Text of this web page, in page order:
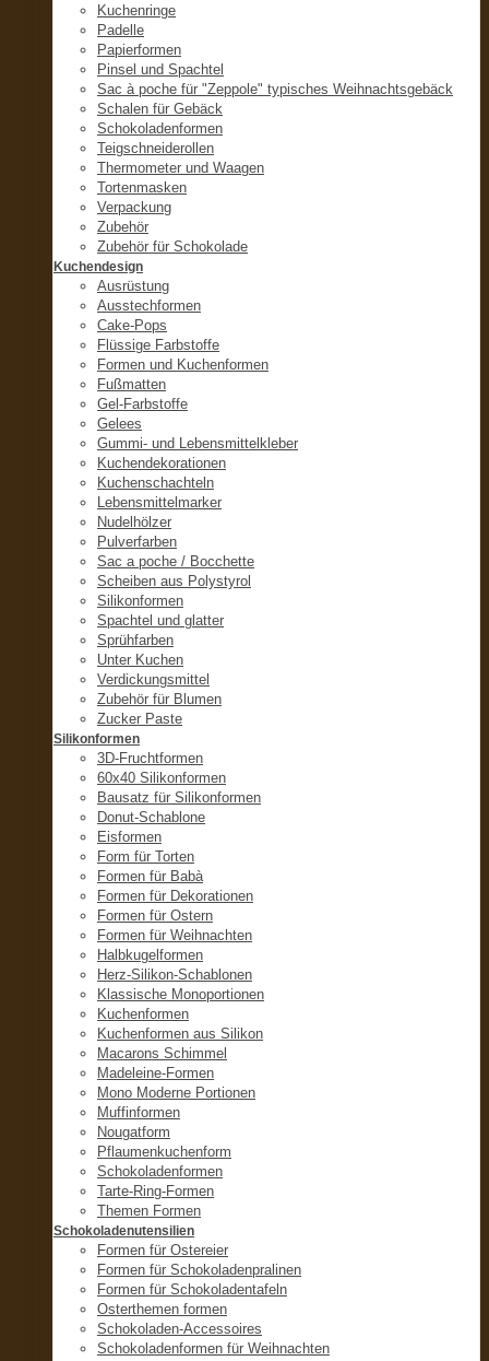
Kuchenringe
Padelle
Papierformen
Pinsel und Spachtel
Sac à poche für "Zeppole" typisches Weihnachtsgebäck
Schalen für Gebäck
Schokoladenformen
Teigschneiderollen
Thermometer und Waagen
Tortenmasken
Verpackung
Zubehör
Zubehör für Schokolade
Kuchendesign
Ausrüstung
Ausstechformen
Cake-Pops
Flüssige Farbstoffe
Formen und Kuchenformen
Fußmatten
Gel-Farbstoffe
Gelees
Gummi- und Lebensmittelkleber
Kuchendekorationen
Kuchenschachteln
Lebensmittelmarker
Nudelhölzer
Pulverfarben
Sac a poche / Bocchette
Scheiben aus Polystyrol
Silikonformen
Spachtel und glatter
Sprühfarben
Unter Kuchen
Verdickungsmittel
Zubehör für Blumen
Zucker Paste
Silikonformen
3D-Fruchtformen
60x40 Silikonformen
Bausatz für Silikonformen
Donut-Schablone
Eisformen
Form für Torten
Formen für Babà
Formen für Dekorationen
Formen für Ostern
Formen für Weihnachten
Halbkugelformen
Herz-Silikon-Schablonen
Klassische Monoportionen
Kuchenformen
Kuchenformen aus Silikon
Macarons Schimmel
Madeleine-Formen
Mono Moderne Portionen
Muffinformen
Nougatform
Pflaumenkuchenform
Schokoladenformen
Tarte-Ring-Formen
Themen Formen
Schokoladenutensilien
Formen für Ostereier
Formen für Schokoladenpralinen
Formen für Schokoladentafeln
Osterthemen formen
Schokoladen-Accessoires
Schokoladenformen für Weihnachten